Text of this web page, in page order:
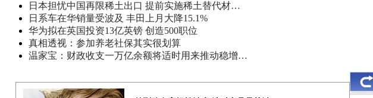
日本担忧中国再限稀土出口 提前实施稀土替代材…
日系车在华销量受波及 丰田上月大降15.1%
华为拟在英国投资13亿英镑 创造500职位
真相透视：参加养老社保其实很划算
温家宝：财政收支一万亿余额将适时用来推动稳增…